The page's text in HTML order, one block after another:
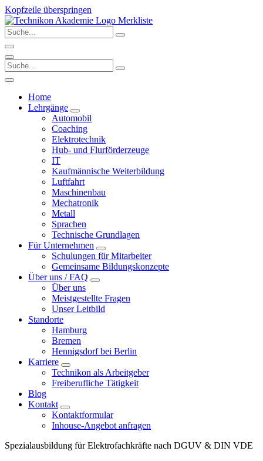
Kopfzeile überspringen
Merkliste
Home
Lehrgänge
Automobil
Coaching
Elektrotechnik
Hub- und Flurförderzeuge
IT
Kaufmännische Weiterbildung
Luftfahrt
Maschinenbau
Mechatronik
Metall
Sprachen
Technische Grundlagen
Für Unternehmen
Schulungen für Mitarbeiter
Gemeinsame Bildungskonzepte
Über uns / FAQ
Über uns
Meistgestellte Fragen
Unser Leitbild
Standorte
Hamburg
Bremen
Hennigsdorf bei Berlin
Karriere
Technikon als Arbeitgeber
Freiberufliche Tätigkeit
Blog
Kontakt
Kontaktformular
Inhouse-Angebot anfragen
Spezialausbildung für Elektrofachkräfte nach DGUV & DIN VDE